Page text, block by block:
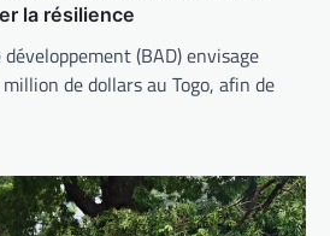
la résilience
(BAD) envisage
de dollars au Togo, afin de